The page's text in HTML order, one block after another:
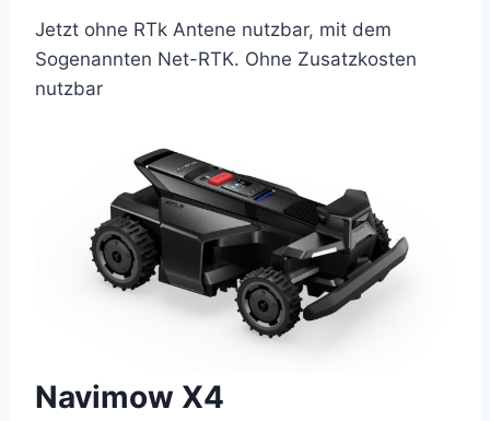
Jetzt ohne RTk Antene nutzbar, mit dem
Sogenannten Net-RTK. Ohne Zusatzkosten
nutzbar
Navimow X4